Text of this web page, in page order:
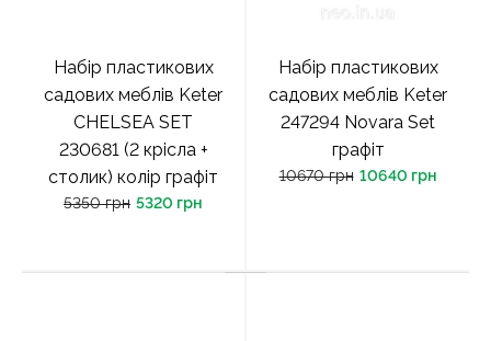
Набір пластикових
садових меблів Keter
CHELSEA SET
230681 (2 крісла +
столик) колір графіт
5350 грн 5320 грн
Набір пластикових
садових меблів Keter
247294 Novara Set
графіт
10670 грн 10640 грн